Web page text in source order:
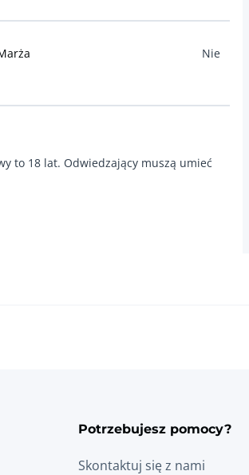
Nie
to 18 lat. Odwiedzający muszą umieć
Potrzebujesz pomocy?
Skontaktuj się z nami